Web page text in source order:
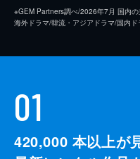
※GEM Partners調べ/2026年7⽉ 国内
海外ドラマ/韓流・アジアドラマ/国内ド
01
420,000 本以上が